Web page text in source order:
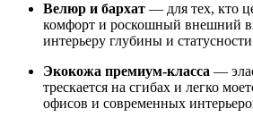
Велюр и бархат — для тех, кто
комфорт и роскошный внешний
интерьеру глубины и
Экокожа премиум-класса —
трескается на сгибах и легко
офисов и современных